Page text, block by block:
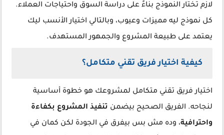
لازم تختار النموذج بناءً على دراسة السوق واحتياجات العملاء.
كل نموذج ليه مميزات وعيوب، وبالتالي اختيار الأنسب ليك
يعتمد على طبيعة المشروع والجمهور المستهدف.
كيفية اختيار فريق تقني متكامل؟
اختيار فريق تقني متكامل لمشروعك هو خطوة أساسية
لنجاحه. الفريق الصحيح بيضمن تنفيذ المشروع بكفاءة
واحترافية، وده مش بس بيفرق في الجودة لكن كمان في